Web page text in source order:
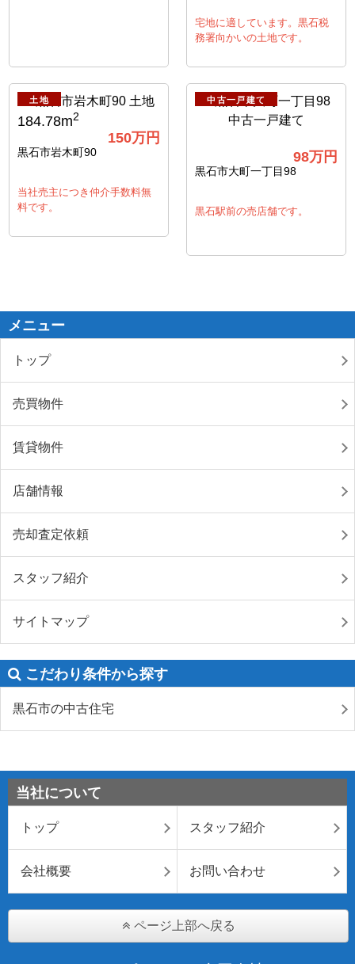
宅地に適しています。黒石税
務署向かいの土地です。
土地
184.78m2
150万円
黒石市岩木町90
当社売主につき仲介手数料無
料です。
中古一戸建て
98万円
黒石市大町一丁目98
黒石駅前の売店舗です。
メニュー
トップ
売買物件
賃貸物件
店舗情報
売却査定依頼
スタッフ紹介
サイトマップ
こだわり条件から探す
黒石市の中古住宅
当社について
トップ スタッフ紹介
会社概要 お問い合わせ
ページ上部へ戻る